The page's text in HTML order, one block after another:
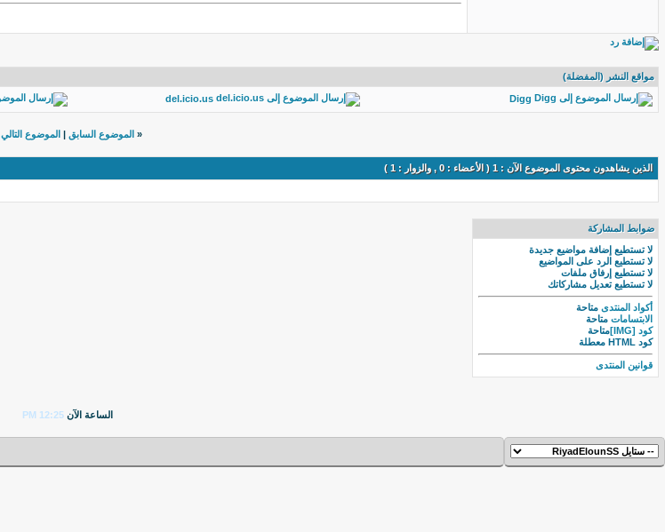
مواقع النشر (المفضلة)
Digg
del.icio.us
« الموضوع السابق | الموضوع التالي
الذين يشاهدون محتوى الموضوع الآن : 1 ( الأعضاء : 0 , والزوار : 1 )
ضوابط المشاركة
لا تستطيع إضافة مواضيع جديدة
لا تستطيع الرد على المواضيع
لا تستطيع إرفاق ملفات
لا تستطيع تعديل مشاركاتك
أكواد المنتدى متاحة
الابتسامات متاحة
كود [IMG]
متاحة
كود HTML
معطلة
قوانين المنتدى
الساعة الآن 12:25 PM